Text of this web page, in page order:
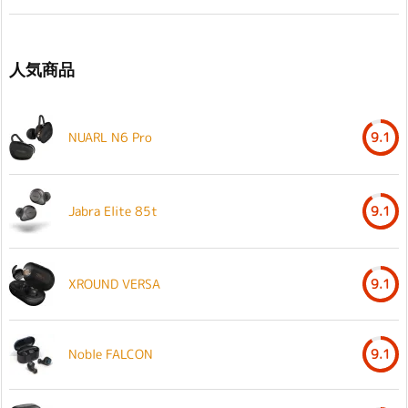
人気商品
NUARL N6 Pro 9.1
Jabra Elite 85t 9.1
XROUND VERSA 9.1
Noble FALCON 9.1